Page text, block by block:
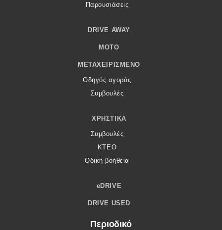
Παρουσιάσεις
DRIVE AWAY
MOTO
ΜΕΤΑΧΕΙΡΙΣΜΈΝΟ
Οδηγός αγοράς
Συμβουλές
ΧΡΗΣΤΙΚΆ
Συμβουλές
ΚΤΕΟ
Οδική βοήθεια
eDRIVE
DRIVE USED
Περιοδικό